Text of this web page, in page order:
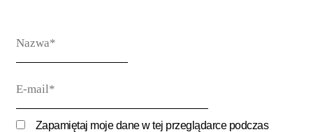
mail*
Zapamiętaj moje dane w tej przeglądarce podczas